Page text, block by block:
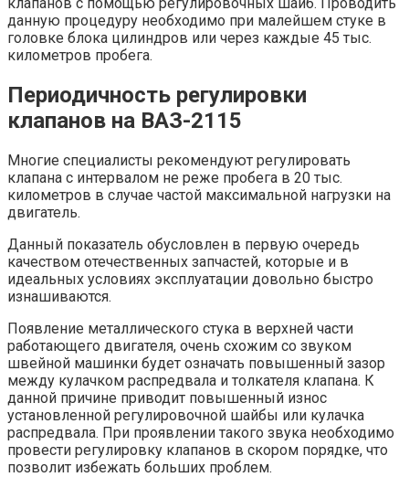
данную процедуру необходимо при малейшем стуке в
головке блока цилиндров или через каждые 45 тыс.
километров пробега.
Периодичность регулировки
клапанов на ВАЗ-2115
Многие специалисты рекомендуют регулировать
клапана с интервалом не реже пробега в 20 тыс.
километров в случае частой максимальной нагрузки на
двигатель.
Данный показатель обусловлен в первую очередь
качеством отечественных запчастей, которые и в
идеальных условиях эксплуатации довольно быстро
изнашиваются.
Появление металлического стука в верхней части
работающего двигателя, очень схожим со звуком
швейной машинки будет означать повышенный зазор
между кулачком распредвала и толкателя клапана. К
данной причине приводит повышенный износ
установленной регулировочной шайбы или кулачка
распредвала. При проявлении такого звука необходимо
провести регулировку клапанов в скором порядке, что
позволит избежать больших проблем.